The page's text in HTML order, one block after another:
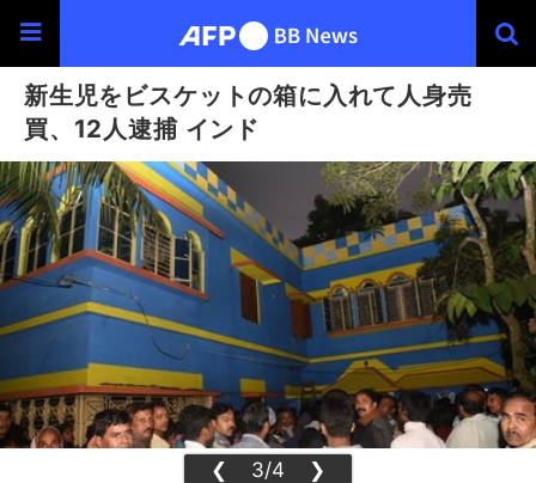
新生児をビスケットの箱に入れて人身売
買、12人逮捕 インド
❮ 3/4 ❯